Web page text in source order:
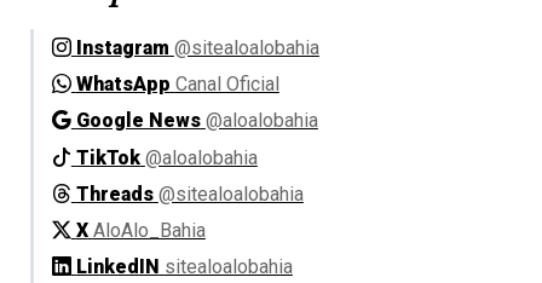
Instagram @sitealoalobahia
WhatsApp Canal Oficial
Google News @aloalobahia
TikTok @aloalobahia
Threads @sitealoalobahia
X AloAlo_Bahia
LinkedIN sitealoalobahia